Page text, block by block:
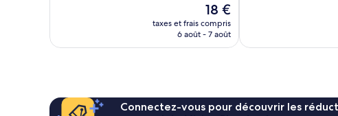
Le
nouveau
prix
18 €
taxes et frais compris
6 août - 7 août
Connectez-vous pour découvrir les